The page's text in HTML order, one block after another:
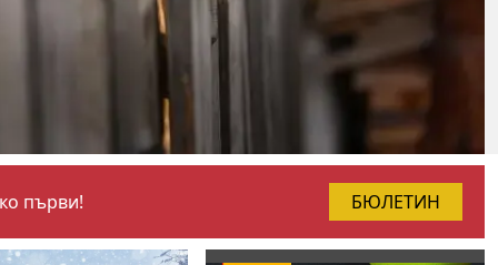
първи! БЮЛЕТИН